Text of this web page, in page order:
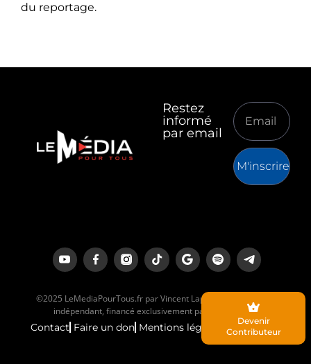
du reportage.
Restez
informé
par email
M'inscrire
©2025 LeMediaPourTous.fr par Vincent Lapierre est un média
indépendant, financé exclusivement par ses lecteurs.
Contact Faire un don Mentions légales
Devenir
Contributeur